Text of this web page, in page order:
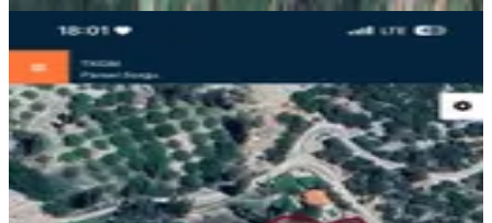
Kaş Sütleğende Yapı Kayıt Belgeli
2000 M2 Arsa
Kaş, Sütleğen Mahallesi
2091 m²·1.243/m²·09.03.2026
2.600.000 ₺